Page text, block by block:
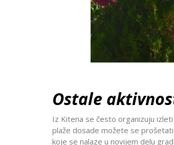
Ostale
Iz Kitena se često organizuju
plaže dosade možete se
koje se nalaze u novijem delu